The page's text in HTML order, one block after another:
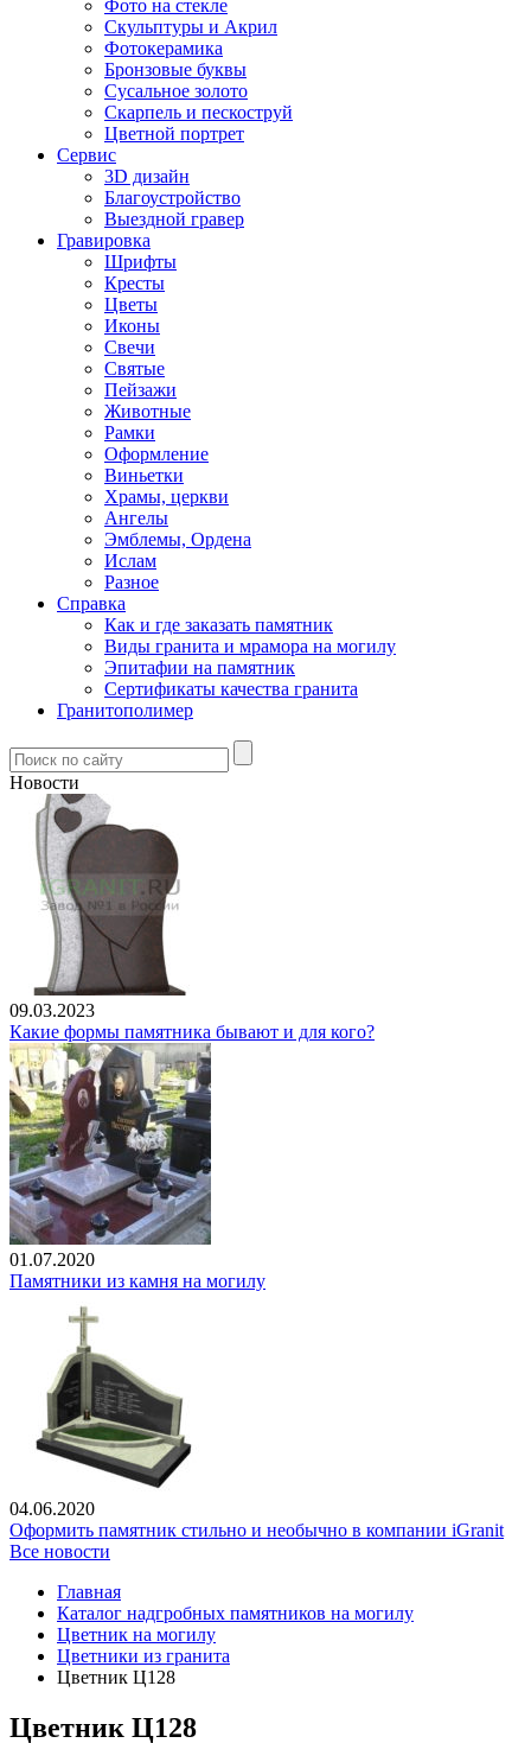
Фото на стекле
Скульптуры и Акрил
Фотокерамика
Бронзовые буквы
Сусальное золото
Скарпель и пескоструй
Цветной портрет
Сервис
3D дизайн
Благоустройство
Выездной гравер
Гравировка
Шрифты
Кресты
Цветы
Иконы
Свечи
Святые
Пейзажи
Животные
Рамки
Оформление
Виньетки
Храмы, церкви
Ангелы
Эмблемы, Ордена
Ислам
Разное
Справка
Как и где заказать памятник
Виды гранита и мрамора на могилу
Эпитафии на памятник
Сертификаты качества гранита
Гранитополимер
Новости
09.03.2023
Какие формы памятника бывают и для кого?
01.07.2020
Памятники из камня на могилу
04.06.2020
Оформить памятник стильно и необычно в компании iGranit
Все новости
Главная
Каталог надгробных памятников на могилу
Цветник на могилу
Цветники из гранита
Цветник Ц128
Цветник Ц128